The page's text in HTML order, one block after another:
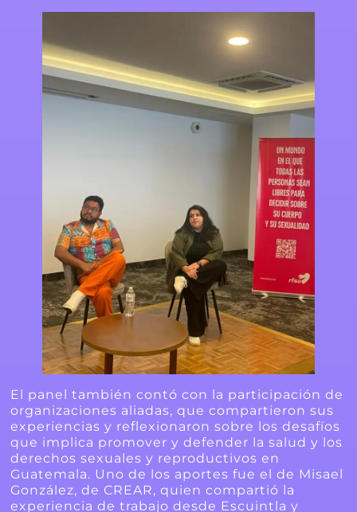
El panel también contó con la participación de
organizaciones aliadas, que compartieron sus
experiencias y reflexionaron sobre los desafíos
que implica promover y defender la salud y los
derechos sexuales y reproductivos en
Guatemala. Uno de los aportes fue el de Misael
González, de CREAR, quien compartió la
experiencia de trabajo desde Escuintla y